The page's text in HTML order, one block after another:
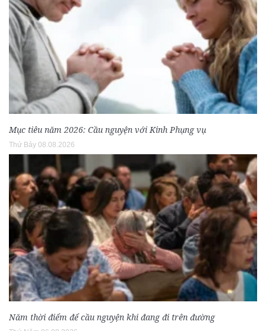
Mục tiêu năm 2026: Cầu nguyện với Kinh Phụng vụ
Thứ Bảy 08.08.2026
Năm thời điểm để cầu nguyện khi đang đi trên đường